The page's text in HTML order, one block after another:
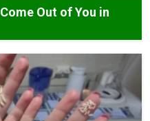
Out of You in